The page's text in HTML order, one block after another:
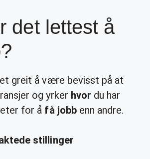
det lettest å
greit å være bevisst på at
og yrker hvor du har
for å få jobbenn andre.
stillinger